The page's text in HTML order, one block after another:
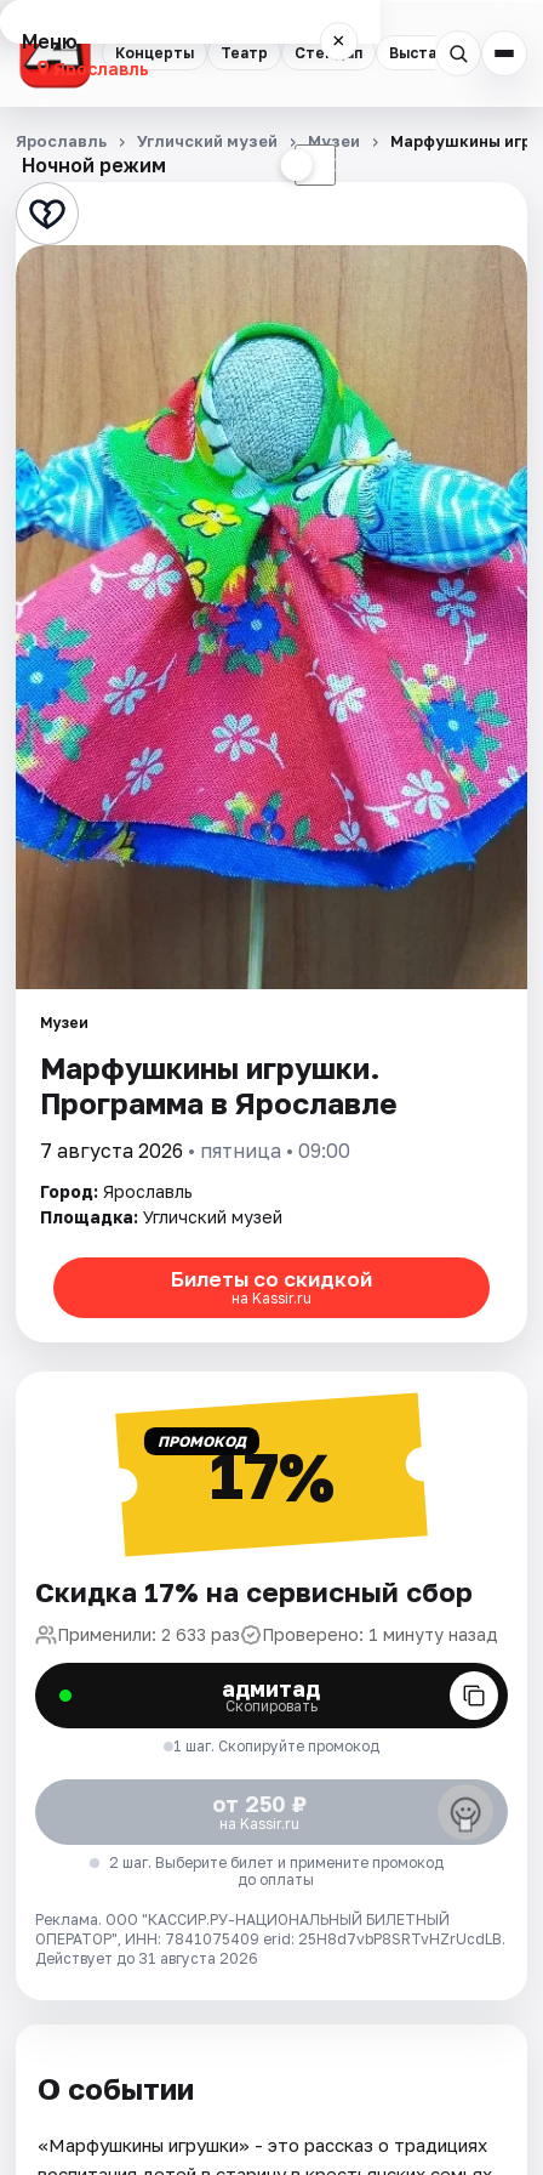
Концерты Театр Стендап Выставки
Меню ×
Ярославль
Концерты
Театр
Стендап
Экскурсии
События
Города
Площадки
Артисты
Рейтинги
Ночной режим ☾
Ярославль Угличский музей Музеи Марфушкины
Музеи
Марфушкины игрушки.
Программа в Ярославле
7 августа 2026 • пятница • 09:00
Город: Ярославль
Площадка: Угличский музей
Билеты со скидкой
на Kassir.ru
ПРОМОКОД17%
Скидка 17% на сервисный сбор
Применили: 2 633 раз Проверено: 1 минуту назад
адмитад
Скопировать
1 шаг. Скопируйте промокод
от 250 ₽
на Kassir.ru
2 шаг. Выберите билет и примените промокод
до оплаты
Реклама. ООО "КАССИР.РУ-НАЦИОНАЛЬНЫЙ БИЛЕТНЫЙ
ОПЕРАТОР", ИНН: 7841075409 erid: 25H8d7vbP8SRTvHZrUcdLB.
Действует до 31 августа 2026
О событии
«Марфушкины игрушки» - это рассказ о традициях